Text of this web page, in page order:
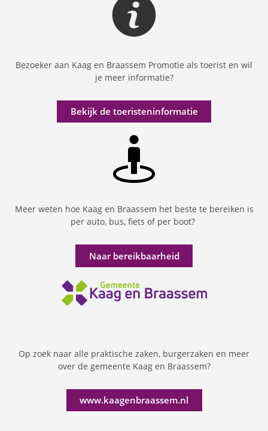
Bezoeker aan Kaag en Braassem Promotie als toerist en wil
je meer informatie?
Bekijk de toeristeninformatie
Meer weten hoe Kaag en Braassem het beste te bereiken is
per auto, bus, fiets of per boot?
Naar bereikbaarheid
Op zoek naar alle praktische zaken, burgerzaken en meer
over de gemeente Kaag en Braassem?
www.kaagenbraassem.nl